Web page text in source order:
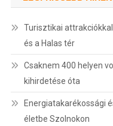
Turisztikai
és a Halas tér
Csaknem 400 helyen
kihirdetése óta
Energiatakarékossági
életbe Szolnokon